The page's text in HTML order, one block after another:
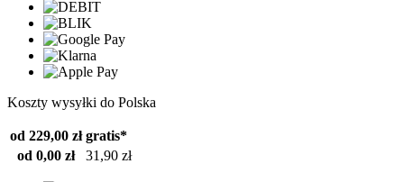
Koszty wysyłki do Polska
od 229,00 zł gratis*
od 0,00 zł
31,90 zł